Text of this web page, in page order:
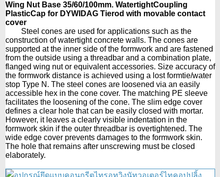
Wing Nut Base 35/60/100mm. WatertightCoupling
PlasticCap for DYWIDAG Tierod with movable contact
cover
Steel cones are used for applications such as the
construction of watertight concrete walls. The cones are
supported at the inner side of the formwork and are fastened
from the outside using a threadbar and a combination plate,
flanged wing nut or equivalent accessories. Size accuracy of
the formwork distance is achieved using a lost formtie/water
stop Type N. The steel cones are loosened via an easily
accessible hex in the cone cover. The matching PE sleeve
facilitates the loosening of the cone. The slim edge cover
defines a clear hole that can be easily closed with mortar.
However, it leaves a clearly visible indentation in the
formwork skin if the outer threadbar is overtightened. The
wide edge cover prevents damages to the formwork skin.
The hole that remains after unscrewing must be closed
elaborately.